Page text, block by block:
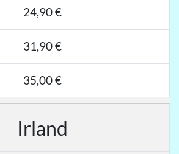
24,90 €
31,90 €
35,00 €
Irland